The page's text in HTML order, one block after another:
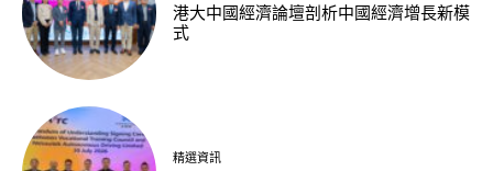
港大中國經濟論壇剖析中國經濟增長新模
式
精選資訊